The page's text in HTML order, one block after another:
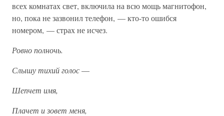
всех комнатах свет, включила на всю мощь магнитофон,
но, пока не зазвонил телефон, — кто-то ошибся
номером, — страх не исчез.
Ровно полночь.
Слышу тихий голос—
Шепчет имя,
Плачет и зовет меня,